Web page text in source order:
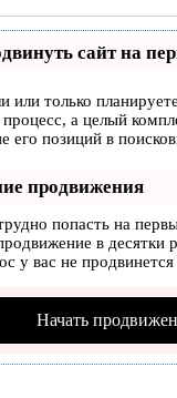
сайт на
или только
а целый
его позиций в
продвижения
попасть на
в десятки
у вас не
Начать